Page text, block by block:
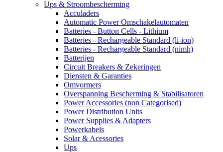
Ups & Stroombescherming
Acculaders
Automatic Power Omschakelautomaten
Batteries - Button Cells - Lithium
Batteries - Rechargeable Standard (li-ion)
Batteries - Rechargeable Standard (nimh)
Batterijen
Circuit Breakers & Zekeringen
Diensten & Garanties
Omvormers
Overspanning Bescherming & Stabilisatoren
Power Accessories (non Categorised)
Power Distribution Units
Power Supplies & Adapters
Powerkabels
Solar & Acessories
Ups